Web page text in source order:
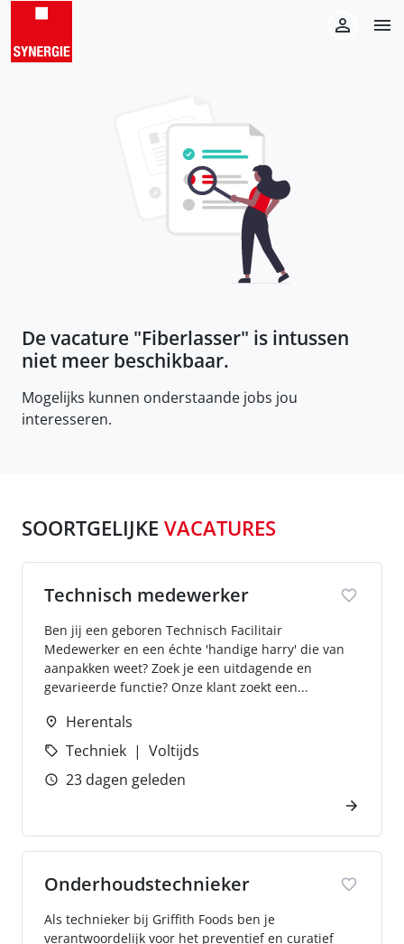
De vacature "Fiberlasser" is intussen
niet meer beschikbaar.
Mogelijks kunnen onderstaande jobs jou
interesseren.
SOORTGELIJKE VACATURES
Technisch medewerker
Ben jij een geboren Technisch Facilitair
Medewerker en een échte 'handige harry' die van
aanpakken weet? Zoek je een uitdagende en
gevarieerde functie? Onze klant zoekt een...
Herentals
Techniek
Voltijds
23 dagen geleden
Onderhoudstechnieker
Als technieker bij Griffith Foods ben je
verantwoordelijk voor het preventief en curatief